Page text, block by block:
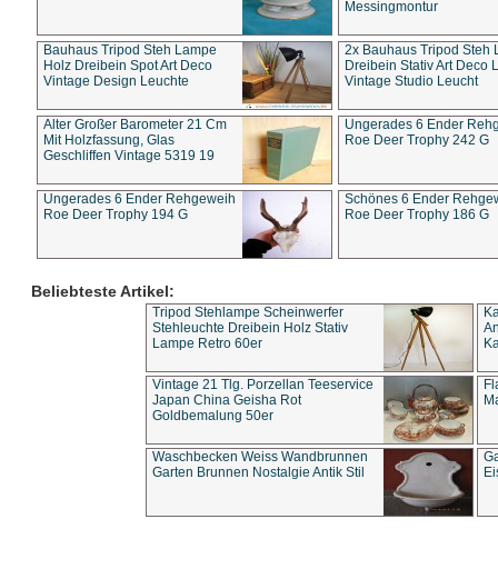
Messingmontur
Bauhaus Tripod Steh Lampe
Holz Dreibein Spot Art Deco
Vintage Design Leuchte
2x Bauhaus Tripod Steh
Dreibein Stativ Art Deco
Vintage Studio Leucht
Alter Großer Barometer 21 Cm
Mit Holzfassung, Glas
Geschliffen Vintage 5319 19
Ungerades 6 Ender
Roe Deer Trophy 242 G
Ungerades 6 Ender Rehgeweih
Roe Deer Trophy 194 G
Schönes 6 Ender
Roe Deer Trophy 186 G
Beliebteste Artikel:
Tripod Stehlampe Scheinwerfer
Stehleuchte Dreibein Holz Stativ
Lampe Retro 60er
Vintage 21 Tlg. Porzellan Teeservice
Japan China Geisha Rot
Goldbemalung 50er
Waschbecken Weiss Wandbrunnen
Garten Brunnen Nostalgie Antik Stil